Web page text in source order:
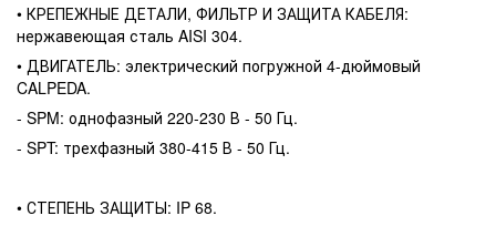
• КРЕПЕЖНЫЕ ДЕТАЛИ, ФИЛЬТР И ЗАЩИТА КАБЕЛЯ:
нержавеющая сталь AISI 304.
• ДВИГАТЕЛЬ: электрический погружной 4-дюймовый
CALPEDA.
- SPM: однофазный 220-230 В - 50 Гц.
- SPT: трехфазный 380-415 В - 50 Гц.
• СТЕПЕНЬ ЗАЩИТЫ: IP 68.